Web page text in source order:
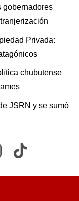
gobernadores
Privada:
chubutense
JSRN y se sumó